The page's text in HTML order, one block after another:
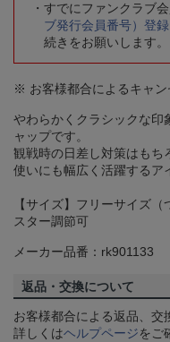
すでにファンクラブ会
ブ発行会員番号）登録
続きをお願いします。
※ お客様都合によるキャン
やわらかくクラシックな印
ャップです。
観戦時の日差し対策はもち
使いにも幅広く活躍するア
【サイズ】フリーサイズ
スター調節可
メーカー品番：rk901133
返品・交換について
お客様都合による返品、交
詳しくはヘルプページをご